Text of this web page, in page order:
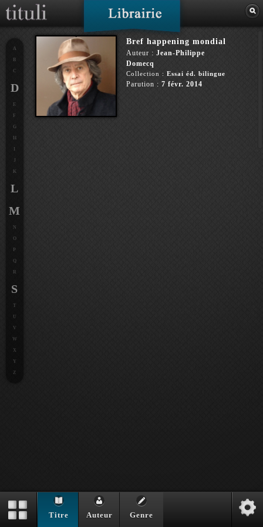
Bref happening mondial
Auteur : Jean-Philippe
Domecq
Collection : Essai éd. bilingue
Parution : 7 févr. 2014
A
B
C
D
E
F
G
H
J
K
L
M
N
O
P
Q
R
S
T
U
V
W
X
Y
Z
Titre Auteur Genre